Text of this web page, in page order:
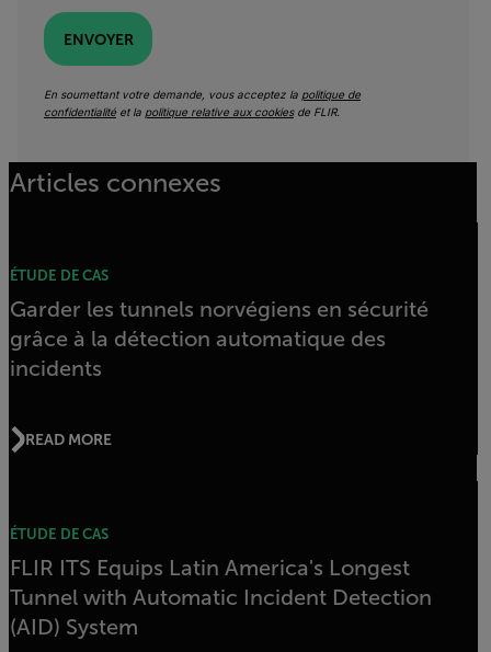
ENVOYER
En soumettant votre demande, vous acceptez la politique de
confidentialité et la politique relative aux cookiesde FLIR.
Articles connexes
ÉTUDE DE CAS
Garder les tunnels norvégiens en sécurité
grâce à la détection automatique des
incidents
READ MORE
ÉTUDE DE CAS
FLIR ITS Equips Latin America's Longest
Tunnel with Automatic Incident Detection
(AID) System